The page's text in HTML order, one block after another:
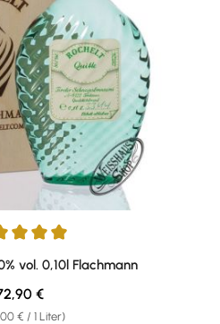
von 5 von 5 Sternen
vol. 0,10l Flachmann
€ / 1 Liter)
Preis:
€